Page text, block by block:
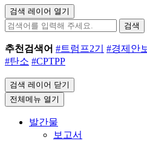
검색 레이어 열기
검색
추천검색어 #트럼프2기 #경제안
#탄소 #CPTPP
검색 레이어 닫기
전체메뉴 열기
발간물
보고서